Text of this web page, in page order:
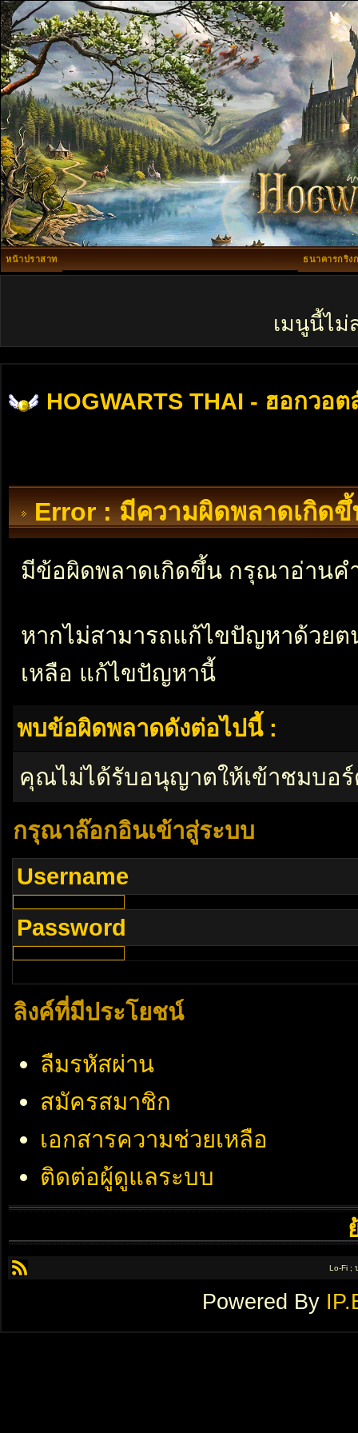
หน้าปราสาท ธนาคารกริง
เมนูนี้ไม่
HOGWARTS THAI - ฮอกวอต
Error : มีความผิดพลาดเกิดขึ้
มีข้อผิดพลาดเกิดขึ้น กรุณาอ่านค
หากไม่สามารถแก้ไขปัญหาด้วย
เหลือ แก้ไขปัญหานี้
พบข้อผิดพลาดดังต่อไปนี้ :
คุณไม่ได้รับอนุญาตให้เข้าชมบอ
กรุณาล๊อกอินเข้าสู่ระบบ
Username
Password
ลิงค์ที่มีประโยชน์
ลืมรหัสผ่าน
สมัครสมาชิก
เอกสารความช่วยเหลือ
ติดต่อผู้ดูแลระบบ
Lo-Fi ;
Powered By